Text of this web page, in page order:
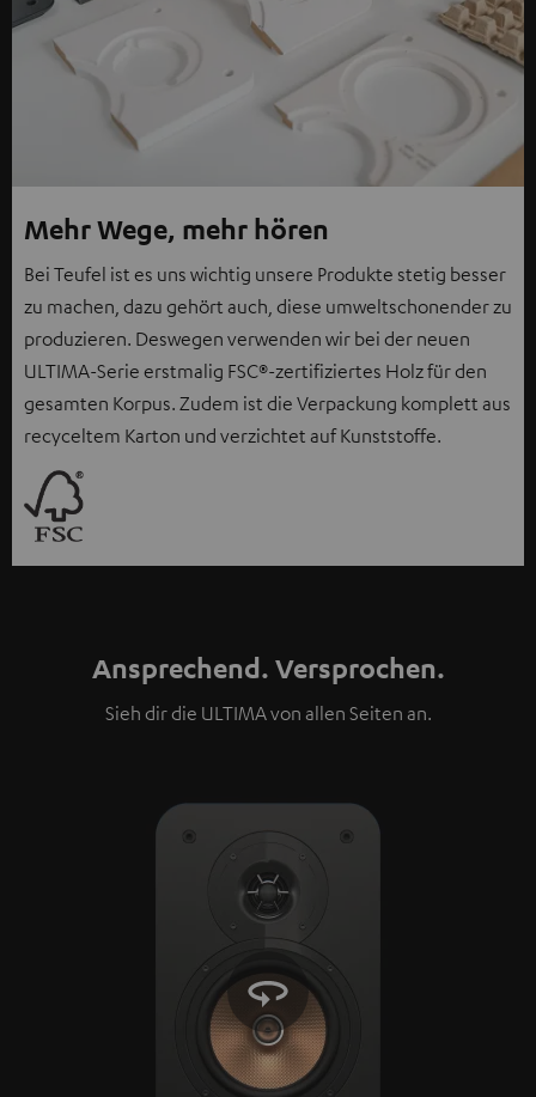
Mehr Wege, mehr hören
Bei Teufel ist es uns wichtig unsere Produkte stetig besser
zu machen, dazu gehört auch, diese umweltschonender zu
produzieren. Deswegen verwenden wir bei der neuen
ULTIMA-Serie erstmalig FSC®-zertifiziertes Holz für den
gesamten Korpus. Zudem ist die Verpackung komplett aus
recyceltem Karton und verzichtet auf Kunststoffe.
Ansprechend. Versprochen.
Sieh dir die ULTIMA von allen Seiten an.